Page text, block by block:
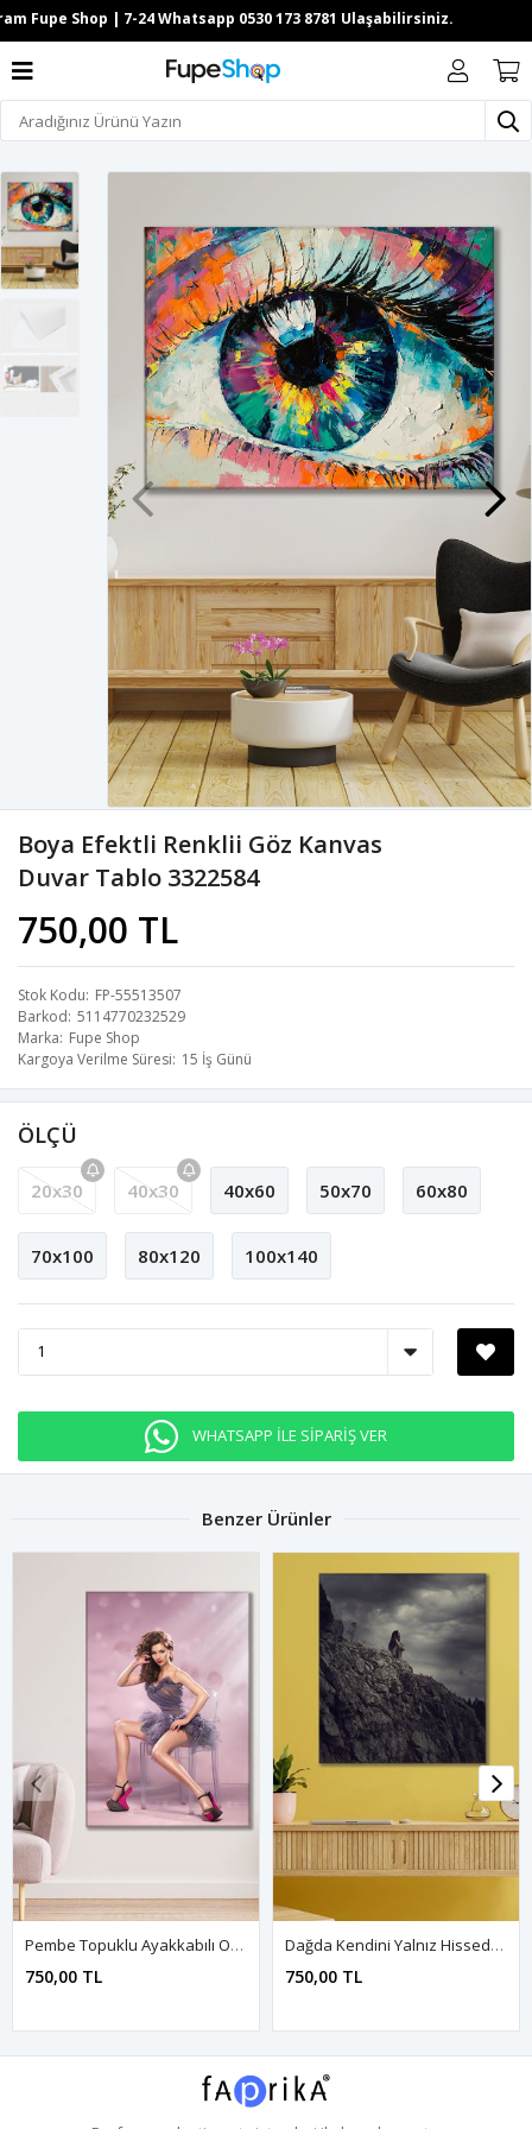
Boya Efektli Renklii Göz Kanvas
Duvar Tablo 3322584
750,00 TL
Stok Kodu FP-55513507
Barkod 5114770232529
Marka Fupe Shop
Kargoya Verilme Süresi 15 İş Günü
ÖLÇÜ
20x30 40x30 40x60 50x70 60x80
70x100 80x120 100x140
WHATSAPP İLE SİPARİŞ VER
Benzer Ürünler
Pembe Topuklu Ayakkabılı Oturan Kadın Kanvas Duvar Tablo 3322636
750,00 TL
Dağda Kendini Yalnız Hisseden Kadın Kanvas Duvar Tablo 3322511
750,00 TL